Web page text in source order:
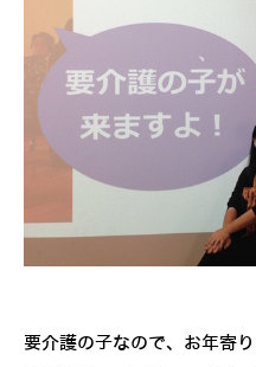
要介護の子なので、お年寄